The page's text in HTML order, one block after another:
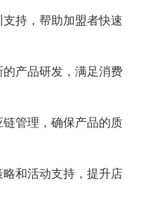
持，帮助加盟者快速
产品研发，满足消费
管理，确保产品的质
和活动支持，提升店